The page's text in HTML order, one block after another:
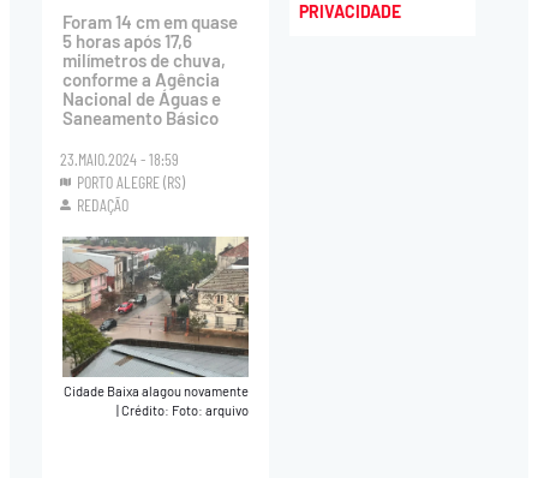
Foram 14 cm em quase
5 horas após 17,6
milímetros de chuva,
conforme a Agência
Nacional de Águas e
Saneamento Básico
23.MAIO.2024 - 18:59
PORTO ALEGRE (RS)
REDAÇÃO
Cidade Baixa alagou novamente
|Crédito: Foto: arquivo
PRIVACIDADE